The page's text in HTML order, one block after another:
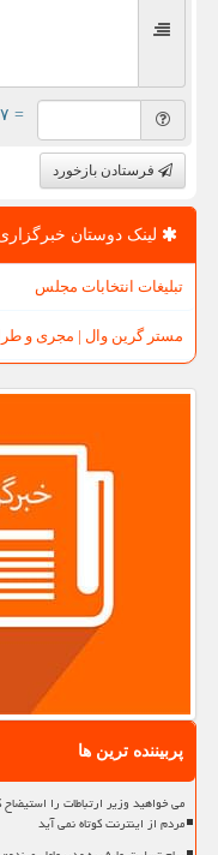
= ۷ بعلاوه ۲
فرستادن بازخورد
لینک دوستان
تبلیغات انتخابات مجلس
مستر گرین وال | مجری و
پربیننده ترین ها
می خواهید وزیر ارتباطات را استیضاح
مردم از اینترنت کوتاه نمی آید